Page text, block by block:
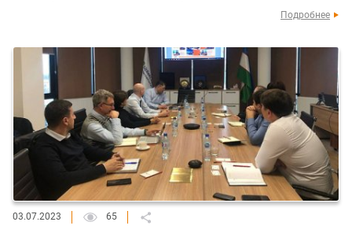
Подробнее
03.07.2023 65